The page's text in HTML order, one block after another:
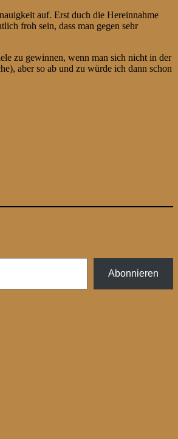
auf. Erst duch die Hereinnahme
froh sein, dass man gegen sehr
zu gewinnen, wenn man sich nicht in der
aber so ab und zu würde ich dann schon
Abonnieren